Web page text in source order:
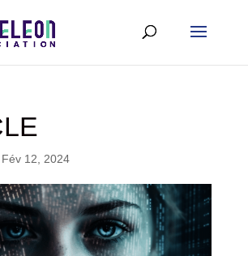
Fév 12, 2024